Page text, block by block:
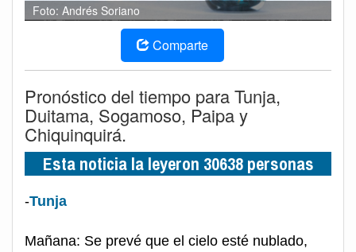
Foto: Andrés Soriano
Comparte
Pronóstico del tiempo para Tunja,
Duitama, Sogamoso, Paipa y
Chiquinquirá.
Esta noticia la leyeron 30638 personas
-Tunja
Mañana: Se prevé que el cielo esté nublado,